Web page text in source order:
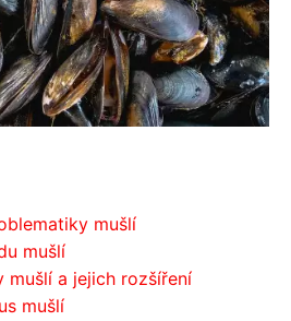
mušlí
mušlí
mušlí a jejich rozšíření
mušlí